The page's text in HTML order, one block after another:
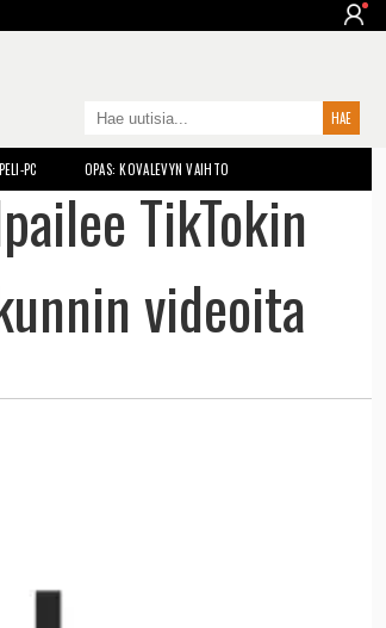
PC OPAS: KOVALEVYN VAIHTO
TikTokin
videoita